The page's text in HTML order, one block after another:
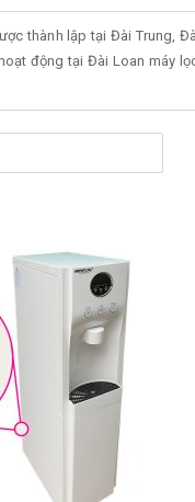
thành lập tại Đài Trung,
động tại Đài Loan máy